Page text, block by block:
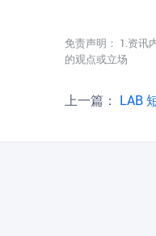
免责声明： 1.资讯
的观点或立场
上一篇： LAB